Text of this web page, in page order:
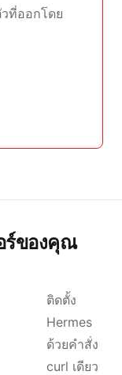
ที่ออกโดย
ร์ของคุณ
ติดตั้ง
Hermes
ด้วยคำสั่ง
curl เดียว